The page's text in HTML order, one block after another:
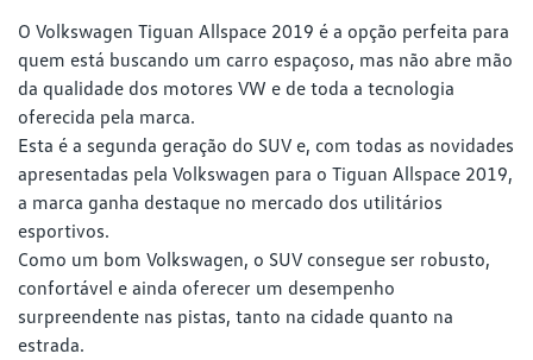
O Volkswagen Tiguan Allspace 2019 é a opção perfeita para
quem está buscando um carro espaçoso, mas não abre mão
da qualidade dos motores VW e de toda a tecnologia
oferecida pela marca.
Esta é a segunda geração do SUV e, com todas as novidades
apresentadas pela Volkswagen para o Tiguan Allspace 2019,
a marca ganha destaque no mercado dos utilitários
esportivos.
Como um bom Volkswagen, o SUV consegue ser robusto,
confortável e ainda oferecer um desempenho
surpreendente nas pistas, tanto na cidade quanto na
estrada.